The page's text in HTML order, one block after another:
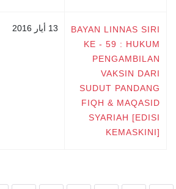
BAYAN LINNAS SIRI
KE - 59 : HUKUM
PENGAMBILAN
VAKSIN DARI
SUDUT PANDANG
FIQH & MAQASID
SYARIAH [EDISI
KEMASKINI]
13 أيار 2016